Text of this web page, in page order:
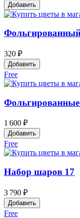
Добавить
320 ₽
Добавить
Free
1 600 ₽
Добавить
Free
Набор шаров 17
3 790 ₽
Добавить
Free